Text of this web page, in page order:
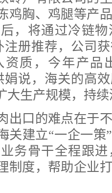
鸡胸、鸡腿等产
，将通过冷链
注册推荐，公司
资质，今年产品
娟说，海关的高
大生产规模，持
口的难点在于不
关建立“一企一策
务骨干全程跟
制度，帮助企业